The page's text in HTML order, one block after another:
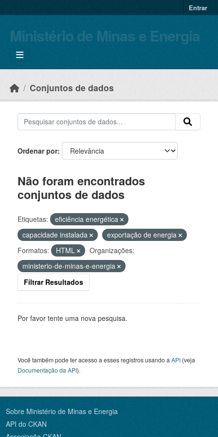
Entrar
Ministério de Minas e Energia
Conjuntos de dados
Ordenar por
Não foram encontrados
conjuntos de dados
Etiquetas:
eficiência energética
capacidade instalada
exportação de energia
Formatos:
HTML
Organizações:
ministerio-de-minas-e-energia
Filtrar Resultados
Por favor tente uma nova pesquisa.
Você também pode ter acesso a esses registros usando a API (veja
Documentação da API).
Sobre Ministério de Minas e Energia
API do CKAN